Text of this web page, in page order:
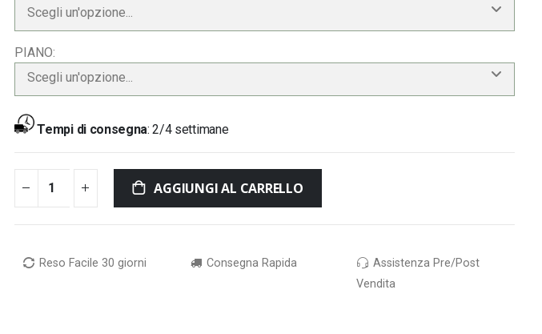
Scegli un'opzione...
PIANO
Scegli un'opzione...
Tempi di consegna:2/4 settimane
AGGIUNGI AL CARRELLO
Reso Facile 30 giorni Consegna Rapida
Assistenza Pre/Post
Vendita